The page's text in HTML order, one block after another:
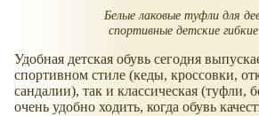
Белые лаковые туфли для
спортивные детские
Удобная детская обувь сегодня
спортивном стиле (кеды, кроссовки,
сандалии), так и классическая (туфли,
очень удобно ходить, когда обувь